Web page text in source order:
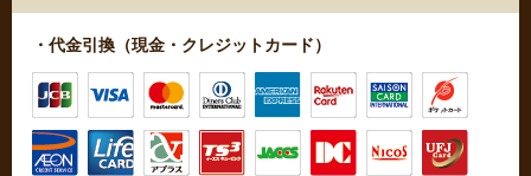
・代金引換（現金・クレジットカード）